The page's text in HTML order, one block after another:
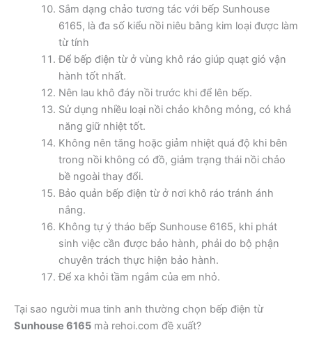
Sắm dạng chảo tương tác với bếp Sunhouse
6165, là đa số kiểu nồi niêu bằng kim loại được làm
từ tính
Để bếp điện từ ở vùng khô ráo giúp quạt gió vận
hành tốt nhất.
Nên lau khô đáy nồi trước khi để lên bếp.
Sử dụng nhiều loại nồi chảo không mỏng, có khả
năng giữ nhiệt tốt.
Không nên tăng hoặc giảm nhiệt quá độ khi bên
trong nồi không có đồ, giảm trạng thái nồi chảo
bề ngoài thay đổi.
Bảo quản bếp điện từ ở nơi khô ráo tránh ánh
nắng.
Không tự ý tháo bếp Sunhouse 6165, khi phát
sinh việc cần được bảo hành, phải do bộ phận
chuyên trách thực hiện bảo hành.
Để xa khỏi tầm ngắm của em nhỏ.
Tại sao người mua tinh anh thường chọn bếp điện từ
Sunhouse 6165 mà rehoi.com đề xuất?